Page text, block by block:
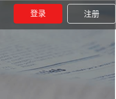
登录 注册